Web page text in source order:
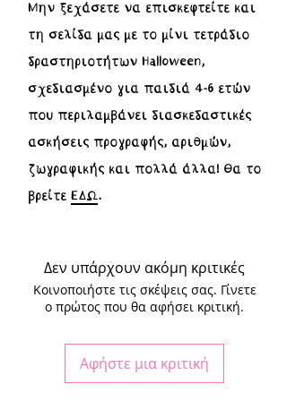
Μην ξεχάσετε να επισκεφτείτε και
τη σελίδα μας με το μίνι τετράδιο
δραστηριοτήτων Halloween,
σχεδιασμένο για παιδιά 4-6 ετών
που περιλαμβάνει διασκεδαστικές
ασκήσεις προγραφής, αριθμών,
ζωγραφικής και πολλά άλλα! Θα το
βρείτε ΕΔΩ.
Δεν υπάρχουν ακόμη κριτικές
Κοινοποιήστε τις σκέψεις σας. Γίνετε
ο πρώτος που θα αφήσει κριτική.
Αφήστε μια κριτική